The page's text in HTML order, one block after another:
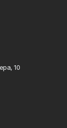
10